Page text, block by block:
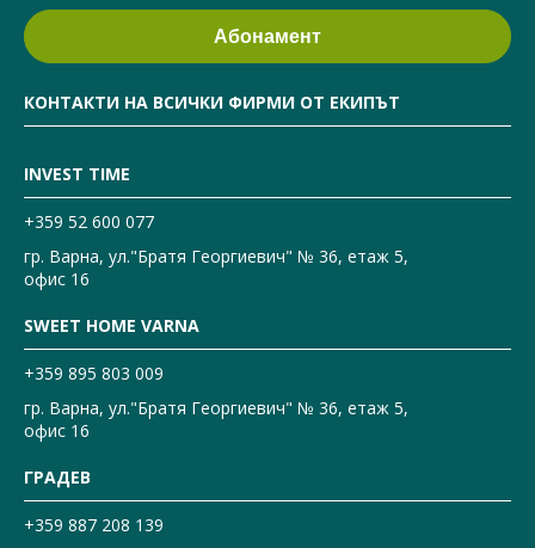
КОНТАКТИ НА ВСИЧКИ ФИРМИ ОТ ЕКИПЪТ
INVEST TIME
+359 52 600 077
гр. Варна, ул."Братя Георгиевич" № 36, етаж 5,
офис 16
SWEET HOME VARNA
+359 895 803 009
гр. Варна, ул."Братя Георгиевич" № 36, етаж 5,
офис 16
ГРАДЕВ
+359 887 208 139